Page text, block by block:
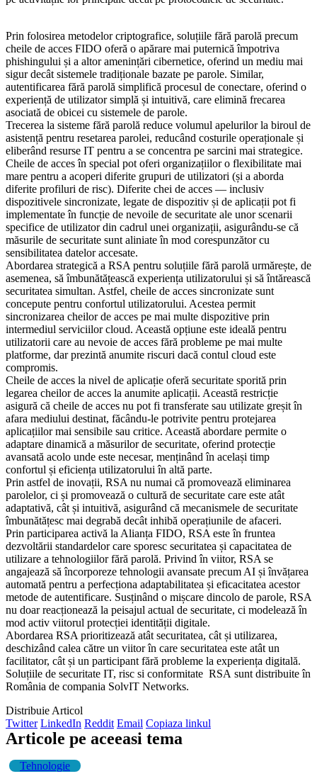
Prin folosirea metodelor criptografice, soluțiile fără parolă precum
cheile de acces FIDO oferă o apărare mai puternică împotriva
phishingului și a altor amenințări cibernetice, oferind un mediu mai
sigur decât sistemele tradiționale bazate pe parole. Similar,
autentificarea fără parolă simplifică procesul de conectare, oferind o
experiență de utilizator simplă și intuitivă, care elimină frecarea
asociată de obicei cu sistemele de parole.
Trecerea la sisteme fără parolă reduce volumul apelurilor la biroul de
asistență pentru resetarea parolei, reducând costurile operaționale și
eliberând resurse IT pentru a se concentra pe sarcini mai strategice.
Cheile de acces în special pot oferi organizațiilor o flexibilitate mai
mare pentru a acoperi diferite grupuri de utilizatori (și a aborda
diferite profiluri de risc). Diferite chei de acces — inclusiv
dispozitivele sincronizate, legate de dispozitiv și de aplicații pot fi
implementate în funcție de nevoile de securitate ale unor scenarii
specifice de utilizator din cadrul unei organizații, asigurându-se că
măsurile de securitate sunt aliniate în mod corespunzător cu
sensibilitatea datelor accesate.
Abordarea strategică a RSA pentru soluțiile fără parolă urmărește, de
asemenea, să îmbunătățească experiența utilizatorului și să întărească
securitatea simultan. Astfel, cheile de acces sincronizate sunt
concepute pentru confortul utilizatorului. Acestea permit
sincronizarea cheilor de acces pe mai multe dispozitive prin
intermediul serviciilor cloud. Această opțiune este ideală pentru
utilizatorii care au nevoie de acces fără probleme pe mai multe
platforme, dar prezintă anumite riscuri dacă contul cloud este
compromis.
Cheile de acces la nivel de aplicație oferă securitate sporită prin
legarea cheilor de acces la anumite aplicații. Această restricție
asigură că cheile de acces nu pot fi transferate sau utilizate greșit în
afara mediului destinat, făcându-le potrivite pentru protejarea
aplicațiilor mai sensibile sau critice. Această abordare permite o
adaptare dinamică a măsurilor de securitate, oferind protecție
avansată acolo unde este necesar, menținând în același timp
confortul și eficiența utilizatorului în altă parte.
Prin astfel de inovații, RSA nu numai că promovează eliminarea
parolelor, ci și promovează o cultură de securitate care este atât
adaptativă, cât și intuitivă, asigurând că mecanismele de securitate
îmbunătățesc mai degrabă decât inhibă operațiunile de afaceri.
Prin participarea activă la Alianța FIDO, RSA este în fruntea
dezvoltării standardelor care sporesc securitatea și capacitatea de
utilizare a tehnologiilor fără parolă. Privind în viitor, RSA se
angajează să încorporeze tehnologii avansate precum AI și învățarea
automată pentru a perfecționa adaptabilitatea și eficacitatea acestor
metode de autentificare. Susținând o mișcare dincolo de parole, RSA
nu doar reacționează la peisajul actual de securitate, ci modelează în
mod activ viitorul protecției identității digitale.
Abordarea RSA prioritizează atât securitatea, cât și utilizarea,
deschizând calea către un viitor în care securitatea este atât un
facilitator, cât și un participant fără probleme la experiența digitală.
Soluțiile de securitate IT, risc si conformitate RSA sunt distribuite în
România de compania SolvIT Networks.
Distribuie Articol
Twitter LinkedIn Reddit Email Copiaza linkul
Articole pe aceeasi tema
Tehnologie